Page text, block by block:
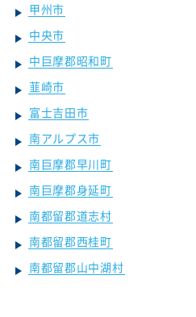
甲州市
中央市
中巨摩郡昭和町
韮崎市
富士吉田市
南アルプス市
南巨摩郡早川町
南巨摩郡身延町
南都留郡道志村
南都留郡西桂町
南都留郡山中湖村